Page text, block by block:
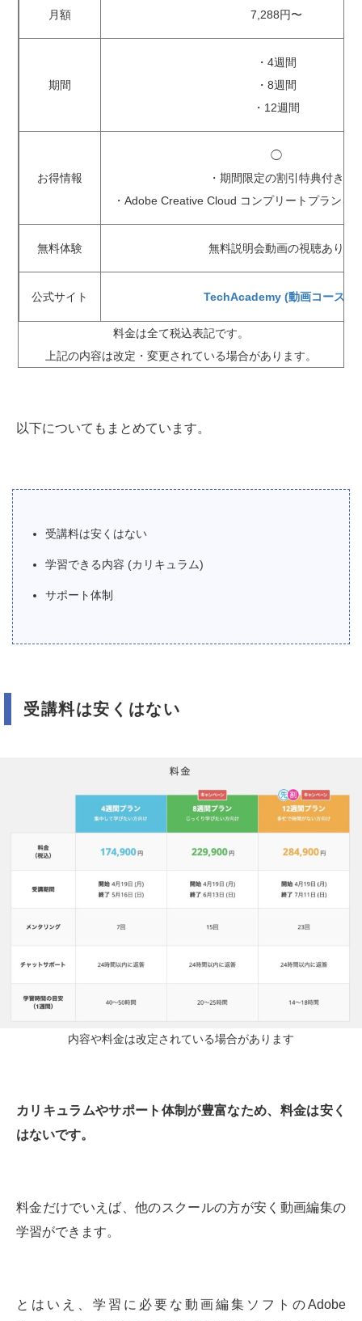
月額 7,288円〜
期間
・4週間
・8週間
・12週間
お得情報
◯
・期間限定の割引特典付き
・Adobe Creative Cloud コンプリートプランを
無料体験 無料説明会動画の視聴あり
公式サイト TechAcademy (動画コース)
料金は全て税込表記です。
上記の内容は改定・変更されている場合があります。
以下についてもまとめています。
受講料は安くはない
学習できる内容 (カリキュラム)
サポート体制
受講料は安くはない
内容や料金は改定されている場合があります
カリキュラムやサポート体制が豊富なため、料金は安く
はないです。
料金だけでいえば、他のスクールの方が安く動画編集の
学習ができます。
とはいえ、学習に必要な動画編集ソフトのAdobe